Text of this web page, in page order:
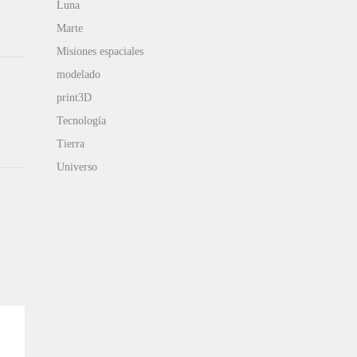
Luna
Marte
Misiones espaciales
modelado
print3D
Tecnología
Tierra
Universo